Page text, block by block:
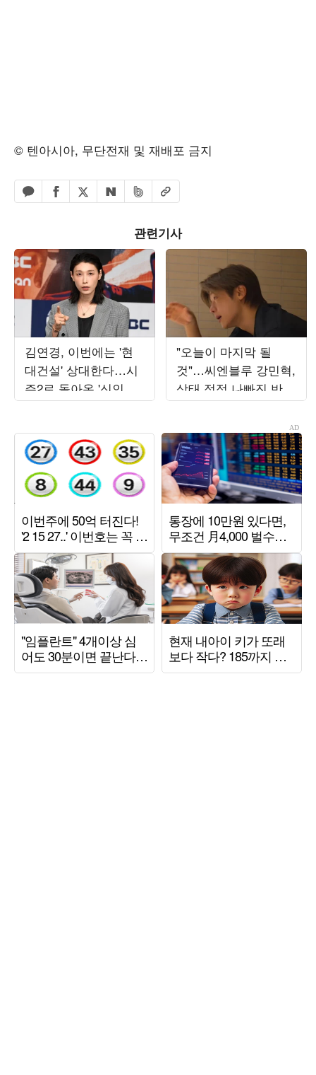
© 텐아시아, 무단전재 및 재배포 금지
카카오톡 공유하기
페이스북 공유하기
엑스 공유하기
네이버 공유하기
밴드 공유하기
URL복사
관련기사
김연경, 이번에는 '현
대건설' 상대한다…시
즌2로 돌아온 '신인감
독' 두 번째 직관 경기
"오늘이 마지막 될
것"…씨엔블루 강민혁,
상태 점점 나빠진 반려
묘 앞 '눈물'